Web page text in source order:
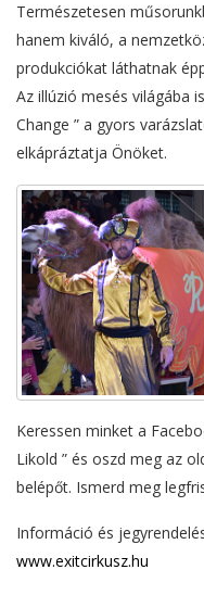
Természetesen
hanem kiváló, a
produkciókat láthatnak
Az illúzió mesés világába
Change ” a gyors
elkápráztatja Önöket.
Keressen minket a
Likold ” és oszd meg az
belépőt. Ismerd meg
Információ és
www.exitcirkusz.hu